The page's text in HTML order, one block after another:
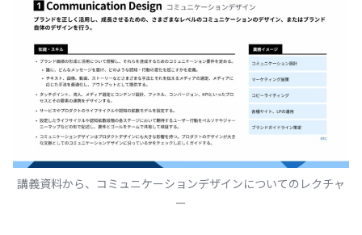
講義資料から、コミュニケーションデザインについてのレクチャ
ー